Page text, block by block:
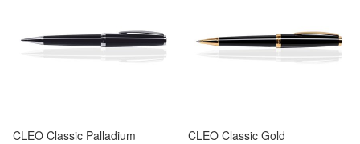
CLEO Classic Palladium
CLEO Classic Gold